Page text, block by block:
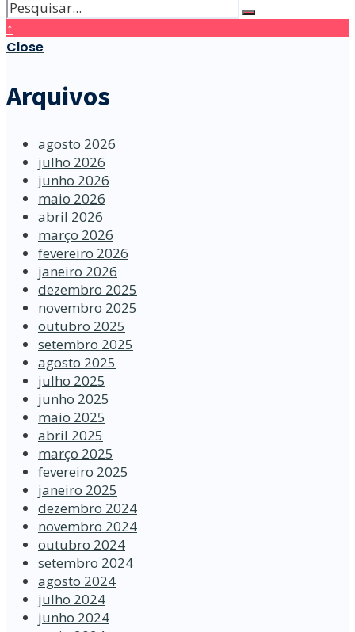
↑
Close
Arquivos
agosto 2026
julho 2026
junho 2026
maio 2026
abril 2026
março 2026
fevereiro 2026
janeiro 2026
dezembro 2025
novembro 2025
outubro 2025
setembro 2025
agosto 2025
julho 2025
junho 2025
maio 2025
abril 2025
março 2025
fevereiro 2025
janeiro 2025
dezembro 2024
novembro 2024
outubro 2024
setembro 2024
agosto 2024
julho 2024
junho 2024